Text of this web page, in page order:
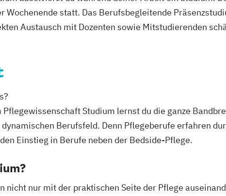
Wochenende statt. Das Berufsbegleitende
Austausch mit Dozenten sowie Mitstudierenden
Studium lernst du die ganze
Berufsfeld. Denn Pflegeberufe erfahren
Einstieg in Berufe neben der Bedside-Pflege.
nicht nur mit der praktischen Seite der Pflege